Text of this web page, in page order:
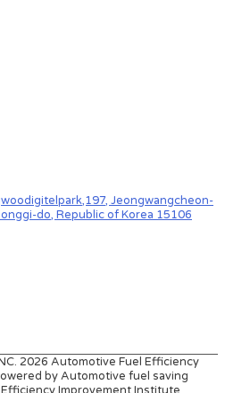
Jeongwangcheon-
do, Republic of Korea 15106
2026 Automotive Fuel Efficiency
by Automotive fuel saving